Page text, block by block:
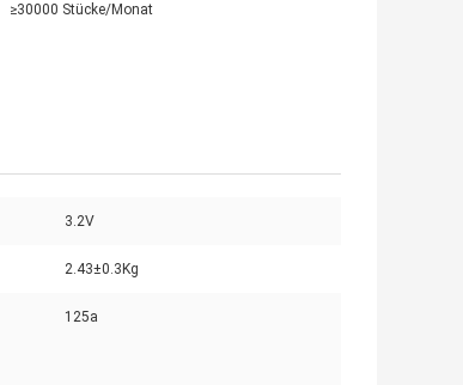
≥30000 Stücke/Monat
3.2V
2.43±0.3Kg
125a